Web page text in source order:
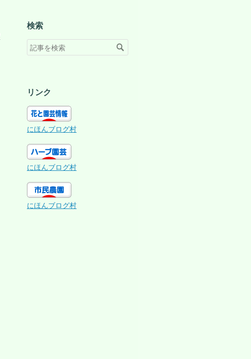
検索
リンク
にほんブログ村
にほんブログ村
にほんブログ村